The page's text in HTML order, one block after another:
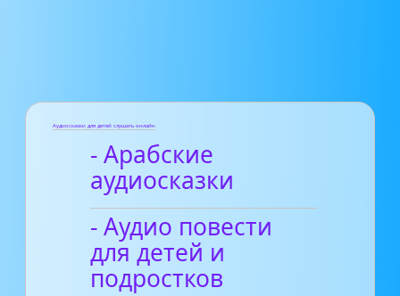
Аудиосказки для детей слушать онлайн
- Арабские
аудиосказки
- Аудио повести
для детей и
подростков